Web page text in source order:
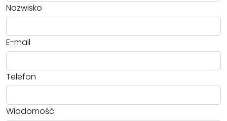
Nazwisko
E-mail
Telefon
Wiadomość